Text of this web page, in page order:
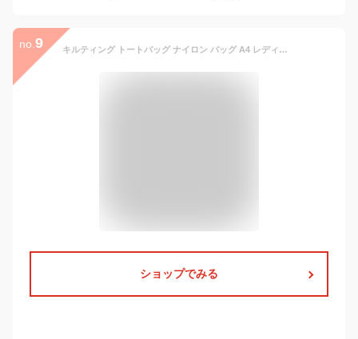
no. 9 キルティング トートバッグ ナイロン バッグ A4 レディース 【SALE】パテッドバッグ ビジネスバッグ 大容量 2way 3収納 マザーバッグ 大きいバッグ 旅行バッグ ショルダーバッグ ナイロンバッグ トートバック 冬バッグ binb-z6191y クリスマス プレゼント【aroco/アロコ】
ショップでみる